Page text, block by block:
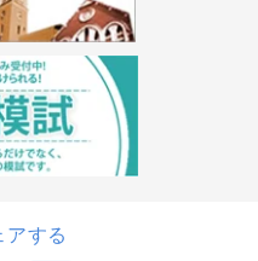
する